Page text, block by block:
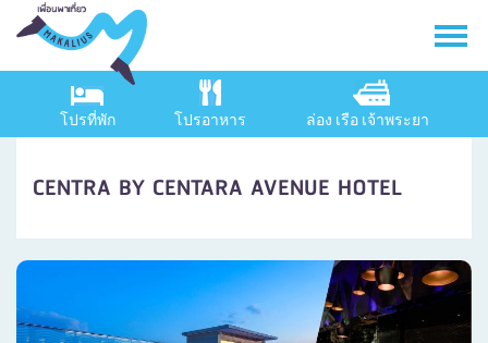
โปรที่พัก โปรอาหาร ล่อง เรือ เจ้าพระยา
CENTRA BY CENTARA AVENUE HOTEL